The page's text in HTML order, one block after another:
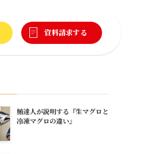
資料請求する
鮪達人が説明する『生マグロと
冷凍マグロの違い』